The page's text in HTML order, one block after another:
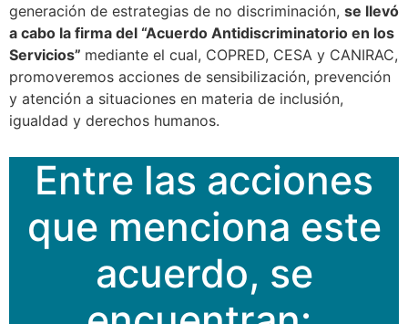
generación de estrategias de no discriminación, se llevó
a cabo la firma del “Acuerdo Antidiscriminatorio en los
Servicios” mediante el cual, COPRED, CESA y CANIRAC,
promoveremos acciones de sensibilización, prevención
y atención a situaciones en materia de inclusión,
igualdad y derechos humanos.
Entre las acciones
que menciona este
acuerdo, se